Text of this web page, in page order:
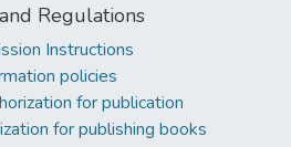
Regulations
Instructions
policies
for publication
for publishing books